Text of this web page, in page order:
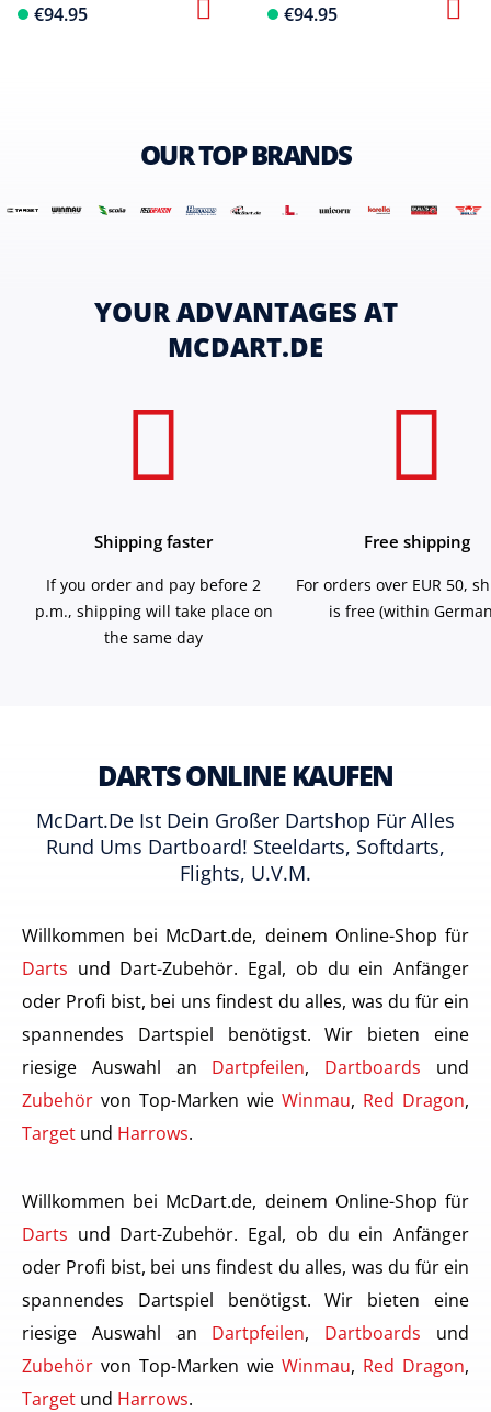
€94.95 €94.95
OUR TOP BRANDS
YOUR ADVANTAGES AT
MCDART.DE
Shipping faster
If you order and pay before 2
p.m., shipping will take place on
the same day
Free shipping
For orders over EUR 50,
is free (within
DARTS ONLINE KAUFEN
McDart.de Ist Dein Großer Dartshop Für Alles
Rund Ums Dartboard! Steeldarts, Softdarts,
Flights, U.v.m.
Willkommen bei McDart.de, deinem Online-Shop für
Darts und Dart-Zubehör. Egal, ob du ein Anfänger
oder Profi bist, bei uns findest du alles, was du für ein
spannendes Dartspiel benötigst. Wir bieten eine
riesige Auswahl an Dartpfeilen, Dartboards und
Zubehör von Top-Marken wie Winmau, Red Dragon,
Target und Harrows.
Willkommen bei McDart.de, deinem Online-Shop für
Darts und Dart-Zubehör. Egal, ob du ein Anfänger
oder Profi bist, bei uns findest du alles, was du für ein
spannendes Dartspiel benötigst. Wir bieten eine
riesige Auswahl an Dartpfeilen, Dartboards und
Zubehör von Top-Marken wie Winmau, Red Dragon,
Target und Harrows.